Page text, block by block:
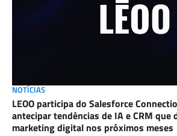
NOTÍCIAS
LEOO participa do Salesforce
antecipar tendências de IA e CRM que
marketing digital nos próximos meses